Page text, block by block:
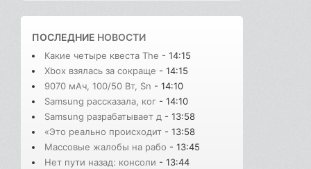
ПОСЛЕДНИЕ НОВОСТИ
Какие четыре квеста The - 14:15
Xbox взялась за сокраще - 14:15
9070 мАч, 100/50 Вт, Sn - 14:10
Samsung рассказала, ког - 14:10
Samsung разрабатывает д - 13:58
«Это реально происходит - 13:58
Массовые жалобы на рабо - 13:45
Нет пути назад: консоли - 13:44